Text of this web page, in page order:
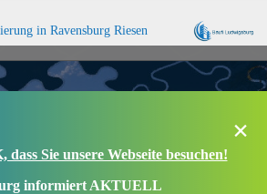
in Ravensburg Riesen
×
Sie unsere Webseite besuchen!
informiert AKTUELL